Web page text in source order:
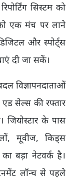
सिस्टम को
एक मंच पर लाने
और स्पोर्ट्स
दी जा सकें।
विज्ञापनदाताओं
सेल्स की रफ्तार
जियोस्टार के पास
मूवीज, किड्स
का बड़ा नेटवर्क है।
लॉन्च से पहले